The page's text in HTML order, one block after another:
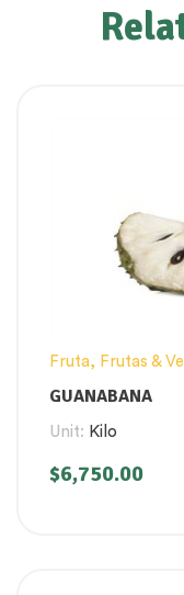
Fruta, Frutas &
GUANABANA
Unit: Kilo
$6,750.00